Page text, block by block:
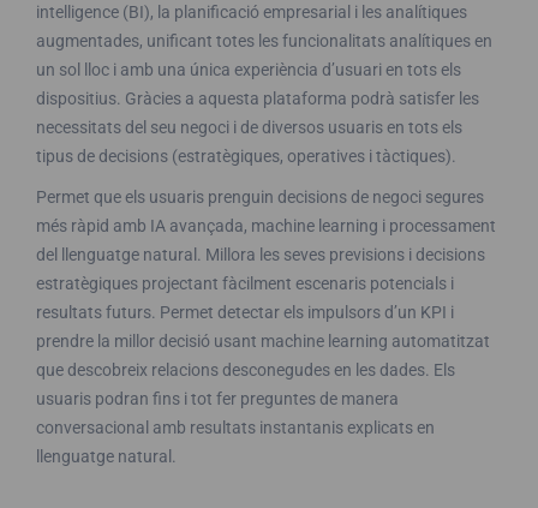
intelligence (BI), la planificació empresarial i les analítiques
augmentades, unificant totes les funcionalitats analítiques en
un sol lloc i amb una única experiència d’usuari en tots els
dispositius. Gràcies a aquesta plataforma podrà satisfer les
necessitats del seu negoci i de diversos usuaris en tots els
tipus de decisions (estratègiques, operatives i tàctiques).
Permet que els usuaris prenguin decisions de negoci segures
més ràpid amb IA avançada, machine learning i processament
del llenguatge natural. Millora les seves previsions i decisions
estratègiques projectant fàcilment escenaris potencials i
resultats futurs. Permet detectar els impulsors d’un KPI i
prendre la millor decisió usant machine learning automatitzat
que descobreix relacions desconegudes en les dades. Els
usuaris podran fins i tot fer preguntes de manera
conversacional amb resultats instantanis explicats en
llenguatge natural.